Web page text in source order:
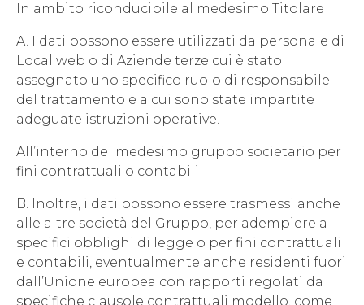
In ambito riconducibile al medesimo Titolare
A. I dati possono essere utilizzati da personale di
Local web o di Aziende terze cui è stato
assegnato uno specifico ruolo di responsabile
del trattamento e a cui sono state impartite
adeguate istruzioni operative.
All’interno del medesimo gruppo societario per
fini contrattuali o contabili
B. Inoltre, i dati possono essere trasmessi anche
alle altre società del Gruppo, per adempiere a
specifici obblighi di legge o per fini contrattuali
e contabili, eventualmente anche residenti fuori
dall’Unione europea con rapporti regolati da
specifiche clausole contrattuali modello, come